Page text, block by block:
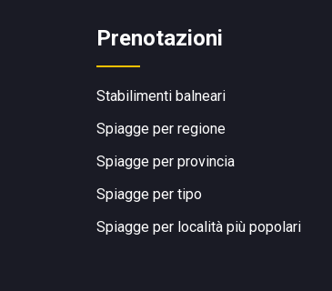
Prenotazioni
Stabilimenti balneari
Spiagge per regione
Spiagge per provincia
Spiagge per tipo
Spiagge per località più popolari